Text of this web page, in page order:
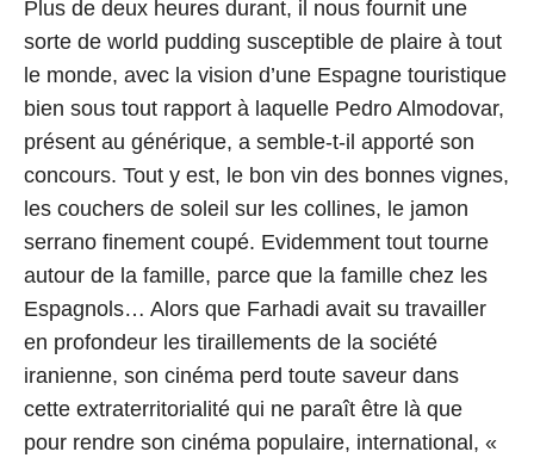
Plus de deux heures durant, il nous fournit une
sorte de world pudding susceptible de plaire à tout
le monde, avec la vision d’une Espagne touristique
bien sous tout rapport à laquelle Pedro Almodovar,
présent au générique, a semble-t-il apporté son
concours. Tout y est, le bon vin des bonnes vignes,
les couchers de soleil sur les collines, le jamon
serrano finement coupé. Evidemment tout tourne
autour de la famille, parce que la famille chez les
Espagnols… Alors que Farhadi avait su travailler
en profondeur les tiraillements de la société
iranienne, son cinéma perd toute saveur dans
cette extraterritorialité qui ne paraît être là que
pour rendre son cinéma populaire, international, «